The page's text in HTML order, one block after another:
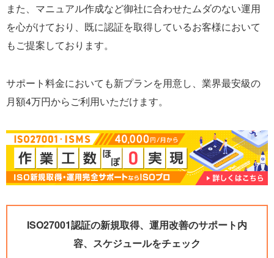
また、マニュアル作成など御社に合わせたムダのない運用
を心がけており、既に認証を取得しているお客様において
もご提案しております。
サポート料金においても新プランを用意し、業界最安級の
月額4万円からご利用いただけます。
ISO27001認証の新規取得、運用改善のサポート内
容、スケジュールをチェック